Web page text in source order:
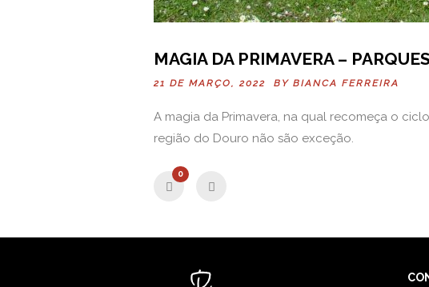
MAGIA DA PRIMAVERA –
21 DE MARÇO, 2022 BY BIANCA FERREIRA
A magia da Primavera, na qual recomeça o
região do Douro não são exceção.
0